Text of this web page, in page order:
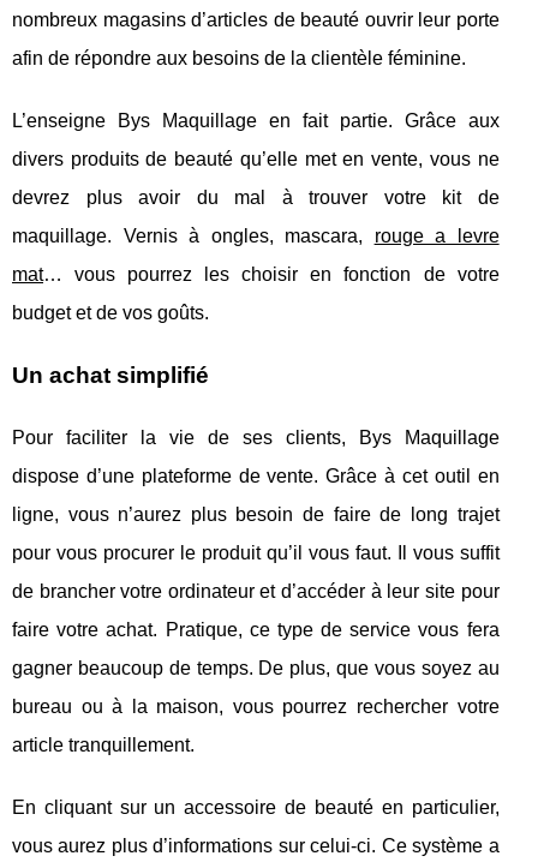
nombreux magasins d’articles de beauté ouvrir leur porte
afin de répondre aux besoins de la clientèle féminine.
L’enseigne Bys Maquillage en fait partie. Grâce aux
divers produits de beauté qu’elle met en vente, vous ne
devrez plus avoir du mal à trouver votre kit de
maquillage. Vernis à ongles, mascara, rouge a levre
mat… vous pourrez les choisir en fonction de votre
budget et de vos goûts.
Un achat simplifié
Pour faciliter la vie de ses clients, Bys Maquillage
dispose d’une plateforme de vente. Grâce à cet outil en
ligne, vous n’aurez plus besoin de faire de long trajet
pour vous procurer le produit qu’il vous faut. Il vous suffit
de brancher votre ordinateur et d’accéder à leur site pour
faire votre achat. Pratique, ce type de service vous fera
gagner beaucoup de temps. De plus, que vous soyez au
bureau ou à la maison, vous pourrez rechercher votre
article tranquillement.
En cliquant sur un accessoire de beauté en particulier,
vous aurez plus d’informations sur celui-ci. Ce système a